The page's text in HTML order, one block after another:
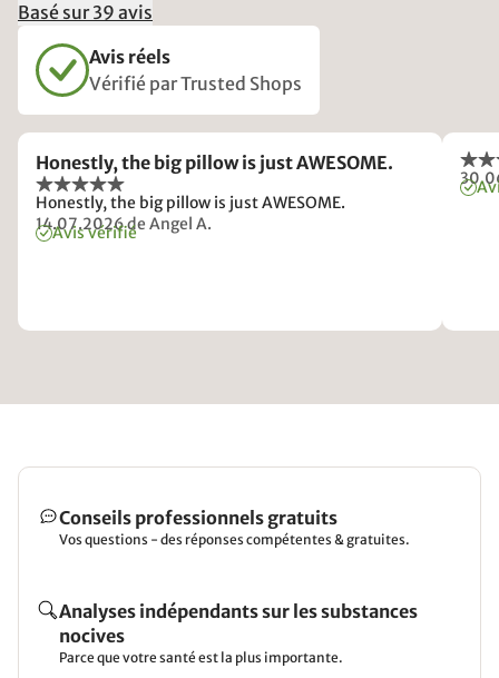
Basé sur 39 avis
Avis réels
Vérifié par Trusted Shops
Honestly, the big pillow is just AWESOME.
Honestly, the big pillow is just AWESOME.
14.07.2026de Angel A.
Avis vérifié
Conseils professionnels gratuits
Vos questions - des réponses compétentes & gratuites.
Analyses indépendants sur les substances
nocives
Parce que votre santé est la plus importante.